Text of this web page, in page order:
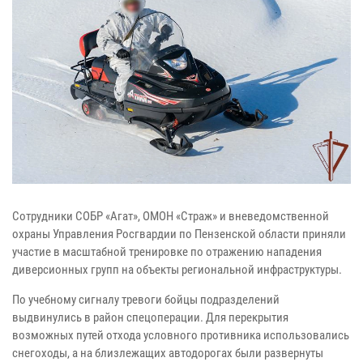
Сотрудники СОБР «Агат», ОМОН «Страж» и вневедомственной
охраны Управления Росгвардии по Пензенской области приняли
участие в масштабной тренировке по отражению нападения
диверсионных групп на объекты региональной инфраструктуры.
По учебному сигналу тревоги бойцы подразделений
выдвинулись в район спецоперации. Для перекрытия
возможных путей отхода условного противника использовались
снегоходы, а на близлежащих автодорогах были развернуты